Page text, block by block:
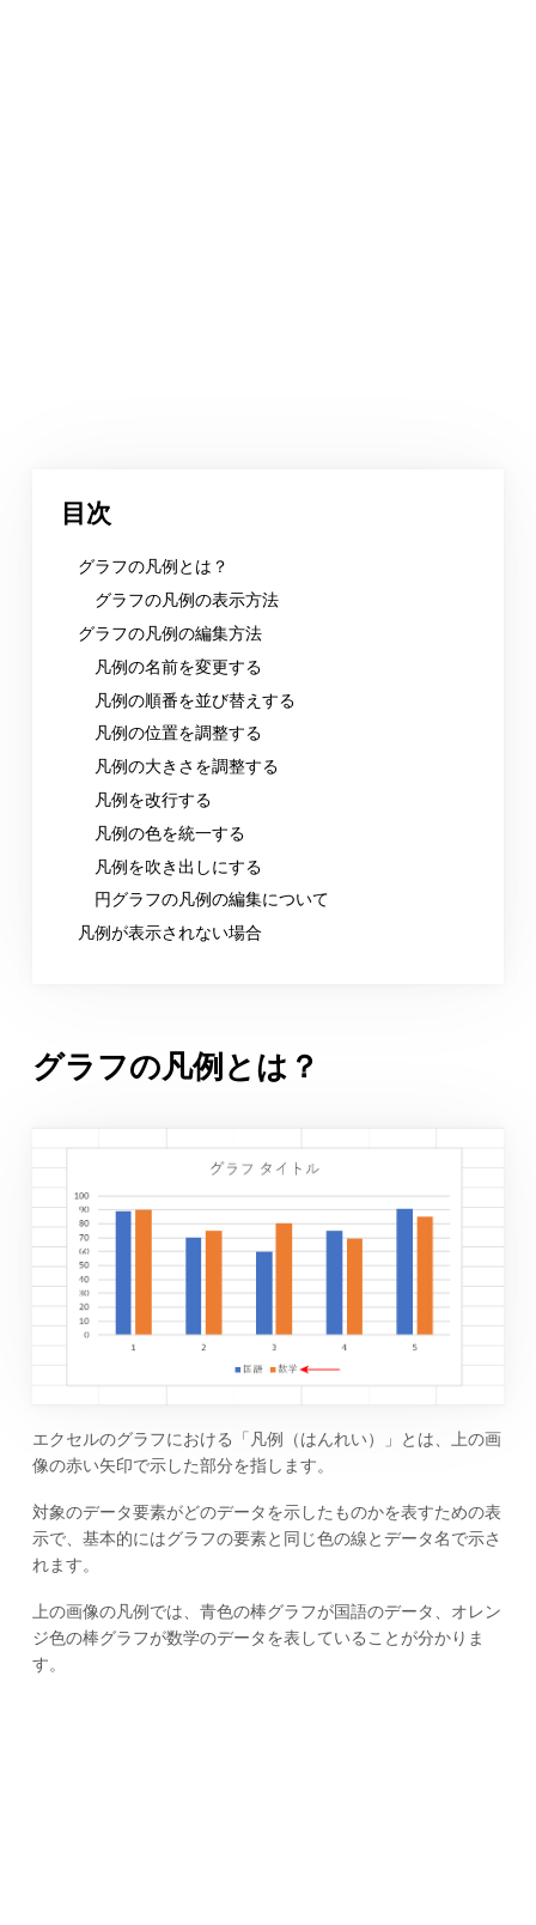
目次
グラフの凡例とは？
グラフの凡例の表示方法
グラフの凡例の編集方法
凡例の名前を変更する
凡例の順番を並び替えする
凡例の位置を調整する
凡例の大きさを調整する
凡例を改行する
凡例の色を統一する
凡例を吹き出しにする
円グラフの凡例の編集について
凡例が表示されない場合
グラフの凡例とは？
エクセルのグラフにおける「凡例（はんれい）」とは、上の画
像の赤い矢印で示した部分を指します。
対象のデータ要素がどのデータを示したものかを表すための表
示で、基本的にはグラフの要素と同じ色の線とデータ名で示さ
れます。
上の画像の凡例では、青色の棒グラフが国語のデータ、オレン
ジ色の棒グラフが数学のデータを表していることが分かりま
す。